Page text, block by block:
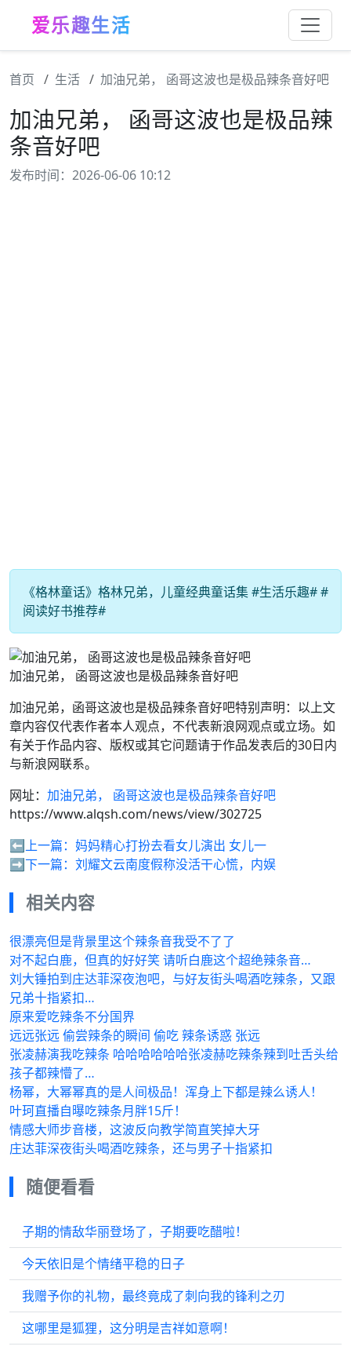
爱乐趣生活
首页 生活 加油兄弟， 函哥这波也是极品辣条音好吧
加油兄弟， 函哥这波也是极品辣
条音好吧
发布时间：2026-06-06 10:12
《格林童话》格林兄弟，儿童经典童话集 #生活乐趣# #
阅读好书推荐#
加油兄弟， 函哥这波也是极品辣条音好吧
加油兄弟，函哥这波也是极品辣条音好吧特别声明：以上文
章内容仅代表作者本人观点，不代表新浪网观点或立场。如
有关于作品内容、版权或其它问题请于作品发表后的30日内
与新浪网联系。
网址： 加油兄弟， 函哥这波也是极品辣条音好吧
https://www.alqsh.com/news/view/302725
⬅️上一篇： 妈妈精心打扮去看女儿演出 女儿一
➡️下一篇： 刘耀文云南度假称没活干心慌，内娱
相关内容
很漂亮但是背景里这个辣条音我受不了了
对不起白鹿，但真的好好笑 请听白鹿这个超绝辣条音…
刘大锤拍到庄达菲深夜泡吧，与好友街头喝酒吃辣条，又跟
兄弟十指紧扣…
原来爱吃辣条不分国界
远远张远 偷尝辣条的瞬间 偷吃 辣条诱惑 张远
张凌赫演我吃辣条 哈哈哈哈哈哈张凌赫吃辣条辣到吐舌头给
孩子都辣懵了…
杨幂，大幂幂真的是人间极品！浑身上下都是辣么诱人！
叶珂直播自曝吃辣条月胖15斤！
情感大师步音楼，这波反向教学简直笑掉大牙
庄达菲深夜街头喝酒吃辣条，还与男子十指紧扣
随便看看
子期的情敌华丽登场了，子期要吃醋啦！
今天依旧是个情绪平稳的日子
我赠予你的礼物，最终竟成了刺向我的锋利之刃
这哪里是狐狸，这分明是吉祥如意啊！